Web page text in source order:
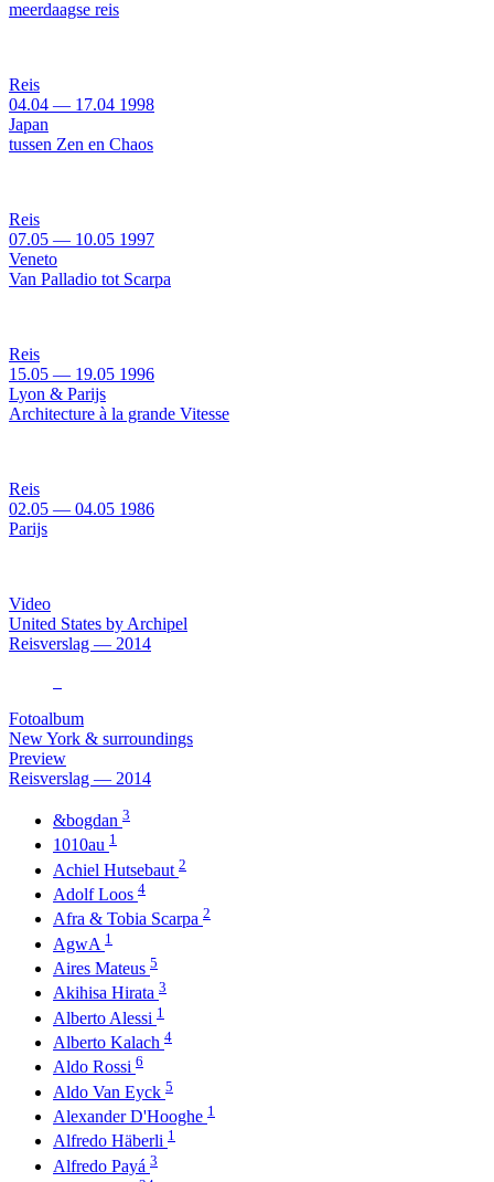
meerdaagse reis
Reis
04.04 — 17.04 1998
Japan
tussen Zen en Chaos
Reis
07.05 — 10.05 1997
Veneto
Van Palladio tot Scarpa
Reis
15.05 — 19.05 1996
Lyon & Parijs
Architecture à la grande Vitesse
Reis
02.05 — 04.05 1986
Parijs
Video
United States by Archipel
Reisverslag — 2014
Fotoalbum
New York & surroundings
Preview
Reisverslag — 2014
&bogdan 3
1010au 1
Achiel Hutsebaut 2
Adolf Loos 4
Afra & Tobia Scarpa 2
AgwA 1
Aires Mateus 5
Akihisa Hirata 3
Alberto Alessi 1
Alberto Kalach 4
Aldo Rossi 6
Aldo Van Eyck 5
Alexander D'Hooghe 1
Alfredo Häberli 1
Alfredo Payá 3